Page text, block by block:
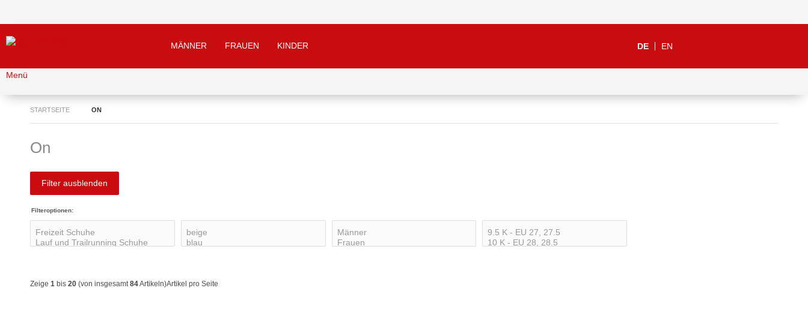
MÄNNER FRAUEN KINDER DE EN
Menü
STARTSEITE ON
On
Filter ausblenden
Filteroptionen:
Zeige 1 bis 20 (von insgesamt84Artikeln)Artikel pro Seite